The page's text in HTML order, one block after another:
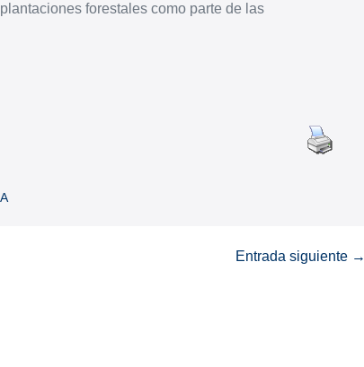
forestales como parte de las
Entrada siguiente →